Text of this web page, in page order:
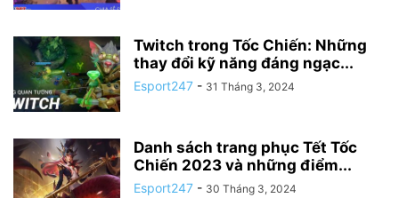
Twitch trong Tốc Chiến: Những
thay đổi kỹ năng đáng ngạc...
Esport247 - 31 Tháng 3, 2024
Danh sách trang phục Tết Tốc
Chiến 2023 và những điểm...
Esport247 - 30 Tháng 3, 2024